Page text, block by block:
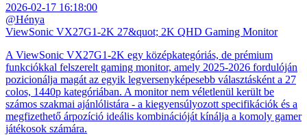
2026-02-17 16:18:00
@Hénya
ViewSonic VX27G1-2K 27&quot; 2K QHD Gaming Monitor
A ViewSonic VX27G1-2K egy középkategóriás, de prémium
funkciókkal felszerelt gaming monitor, amely 2025-2026 fordulóján
pozicionálja magát az egyik legversenyképesebb választásként a 27
colos, 1440p kategóriában. A monitor nem véletlenül került be
számos szakmai ajánlólistára - a kiegyensúlyozott specifikációk és a
megfizethető árpozíció ideális kombinációját kínálja a komoly gamer
játékosok számára.